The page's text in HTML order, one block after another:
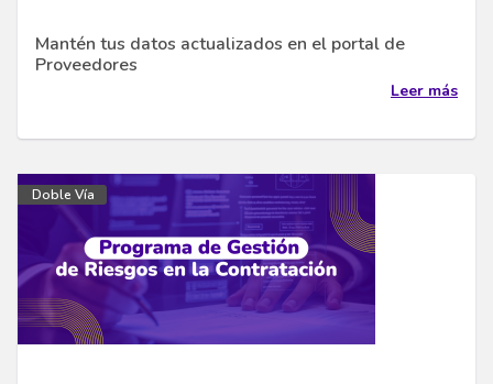
Mantén tus datos actualizados en el portal de
Proveedores
Leer más
Doble Vía